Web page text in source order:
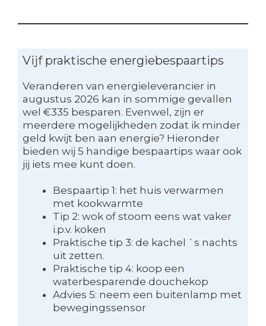
Vijf praktische energiebespaartips
Veranderen van energieleverancier in
augustus 2026 kan in sommige gevallen
wel €335 besparen. Evenwel, zijn er
meerdere mogelijkheden zodat ik minder
geld kwijt ben aan energie? Hieronder
bieden wij 5 handige bespaartips waar ook
jij iets mee kunt doen.
Bespaartip 1: het huis verwarmen
met kookwarmte
Tip 2: wok of stoom eens wat vaker
i.p.v. koken
Praktische tip 3: de kachel `s nachts
uit zetten.
Praktische tip 4: koop een
waterbesparende douchekop
Advies 5: neem een buitenlamp met
bewegingssensor